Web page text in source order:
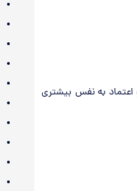
اعتماد به نفس بیشتری